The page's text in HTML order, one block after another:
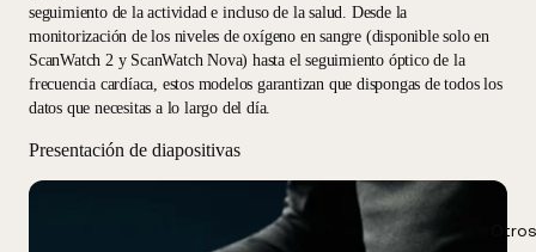
seguimiento de la actividad e incluso de la salud. Desde la
monitorización de los niveles de oxígeno en sangre (disponible solo en
ScanWatch 2 y ScanWatch Nova) hasta el seguimiento óptico de la
frecuencia cardíaca, estos modelos garantizan que dispongas de todos los
datos que necesitas a lo largo del día.
Presentación de diapositivas